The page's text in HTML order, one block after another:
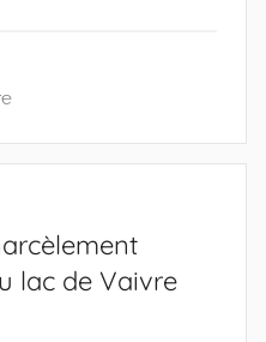
lac de Vaivre